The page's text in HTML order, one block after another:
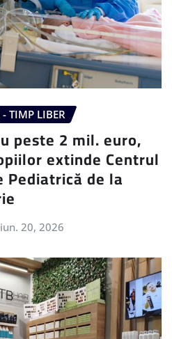
- TIMP LIBER
peste 2 mil. euro,
extinde Centrul
Pediatrică de la
iun. 20, 2026